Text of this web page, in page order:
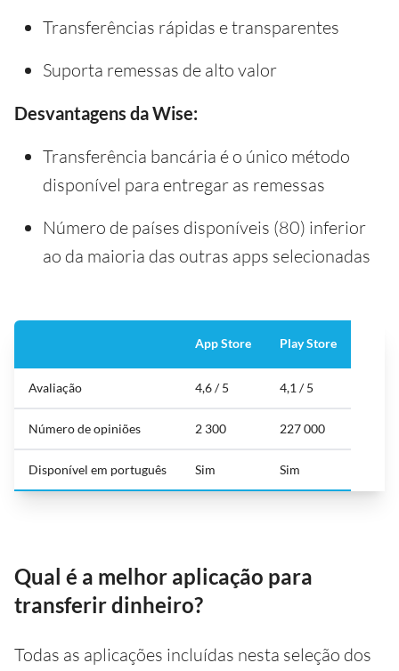
Transferências rápidas e transparentes
Suporta remessas de alto valor
Desvantagens da Wise:
Transferência bancária é o único método
disponível para entregar as remessas
Número de países disponíveis (80) inferior
ao da maioria das outras apps selecionadas
App Store Play Store
Avaliação 4,6 / 5 4,1 / 5
Número de opiniões 2 300 227 000
Disponível em português Sim Sim
Qual é a melhor aplicação para
transferir dinheiro?
Todas as aplicações incluídas nesta seleção dos